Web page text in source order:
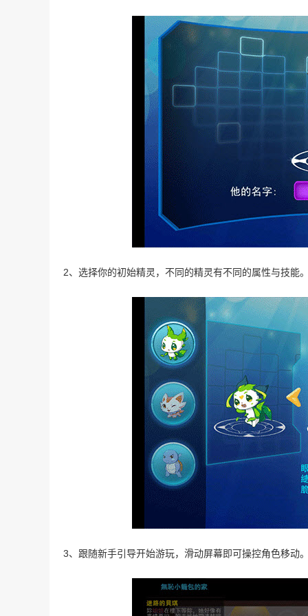
2、选择你的初始精灵，不同的精灵有不同的属性与技能
3、跟随新手引导开始游玩，滑动屏幕即可操控角色移动